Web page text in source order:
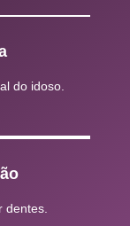
do idoso.
dentes.